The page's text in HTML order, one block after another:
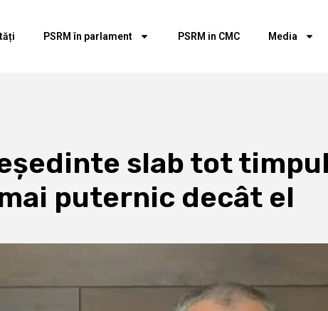
PSRM în parlament PSRM in CMC Media
slab tot
puternic decât el